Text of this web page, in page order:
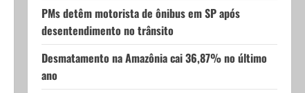
PMs detêm motorista de ônibus em SP após
desentendimento no trânsito
Desmatamento na Amazônia cai 36,87% no último
ano